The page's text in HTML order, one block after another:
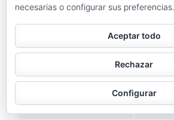
necesarias o configurar sus preferencias.
Aceptar todo
Rechazar
Configurar